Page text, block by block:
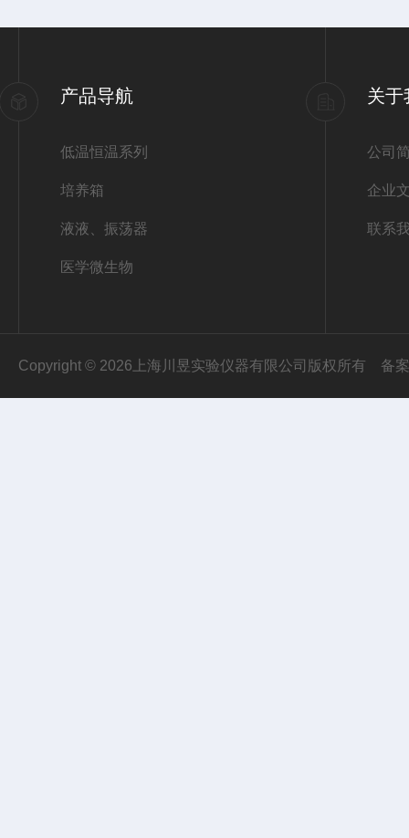
产品导航
低温恒温系列
培养箱
液液、振荡器
医学微生物
关于
公司
企业
联系
Copyright © 2026上海川昱实验仪器有限公司版权所有 备